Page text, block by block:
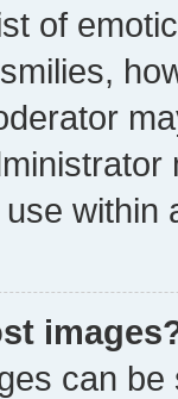
of
within
can